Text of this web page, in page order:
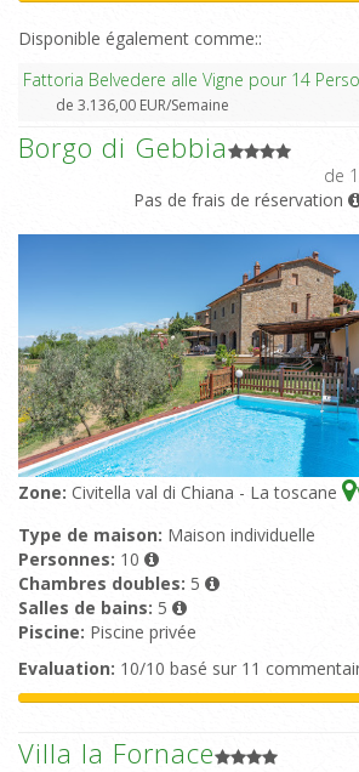
Disponible également comme::
Fattoria Belvedere alle Vigne pour 14
de 3.136,00 EUR/Semaine
Borgo di Gebbia
de
Pas de frais de réservation
Zone: Civitella val di Chiana - La toscane
Type de maison: Maison individuelle
Personnes: 10
Chambres doubles: 5
Salles de bains: 5
Piscine: Piscine privée
Evaluation: 10/10 basé sur 11
Villa la Fornace